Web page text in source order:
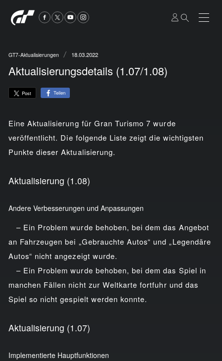
GT7-Aktualisierungen 18.03.2022
Aktualisierungsdetails (1.07/1.08)
Post Teilen
Eine Aktualisierung für Gran Turismo 7 wurde
veröffentlicht. Die folgende Liste zeigt die wichtigsten
Punkte dieser Aktualisierung.
Aktualisierung (1.08)
Andere Verbesserungen und Anpassungen
– Ein Problem wurde behoben, bei dem das Angebot
an Fahrzeugen bei „Gebrauchte Autos“ und „Legendäre
Autos“ nicht angezeigt wurde.
– Ein Problem wurde behoben, bei dem das Spiel in
manchen Fällen nicht zur Weltkarte fortfuhr und das
Spiel so nicht gespielt werden konnte.
Aktualisierung (1.07)
Implementierte Hauptfunktionen